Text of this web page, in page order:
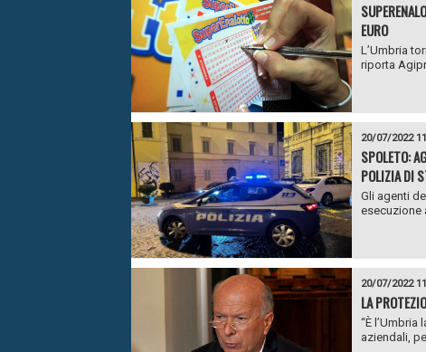
EURO
L’Umbria
riporta
20/07/2022
SPOLETO:
POLIZIA DI
Gli agenti
esecuzione
20/07/2022
LA
“È
aziendali,